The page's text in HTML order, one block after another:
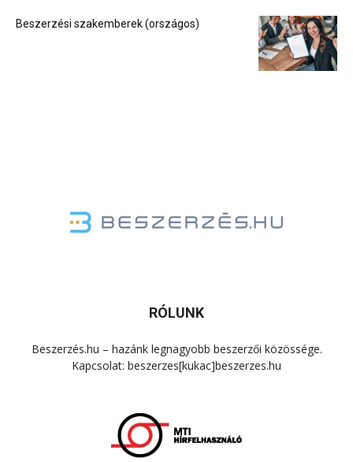
Beszerzési szakemberek (országos)
RÓLUNK
Beszerzés.hu – hazánk legnagyobb beszerzői közössége.
Kapcsolat: beszerzes[kukac]beszerzes.hu